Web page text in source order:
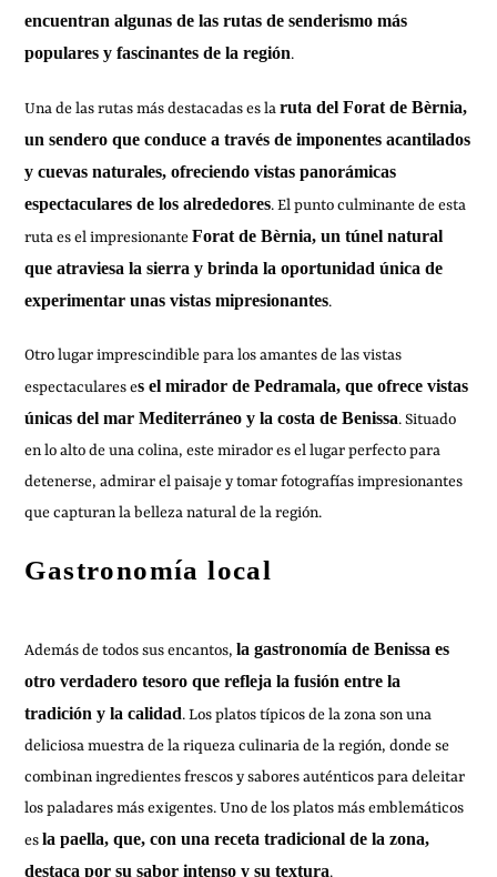
encuentran algunas de las rutas de senderismo más
populares y fascinantes de la región.
Una de las rutas más destacadas es laruta del Forat de Bèrnia,
un sendero que conduce a través de imponentes acantilados
y cuevas naturales, ofreciendo vistas panorámicas
espectaculares de los alrededores. El punto culminante de esta
ruta es el impresionanteForat de Bèrnia, un túnel natural
que atraviesa la sierra y brinda la oportunidad única de
experimentar unas vistas mipresionantes.
Otro lugar imprescindible para los amantes de las vistas
espectaculares es el mirador de Pedramala, que ofrece vistas
únicas del mar Mediterráneo y la costa de Benissa. Situado
en lo alto de una colina, este mirador es el lugar perfecto para
detenerse, admirar el paisaje y tomar fotografías impresionantes
que capturan la belleza natural de la región.
Gastronomía local
Además de todos sus encantos,la gastronomía de Benissa es
otro verdadero tesoro que refleja la fusión entre la
tradición y la calidad. Los platos típicos de la zona son una
deliciosa muestra de la riqueza culinaria de la región, donde se
combinan ingredientes frescos y sabores auténticos para deleitar
los paladares más exigentes. Uno de los platos más emblemáticos
esla paella, que, con una receta tradicional de la zona,
destaca por su sabor intenso y su textura.